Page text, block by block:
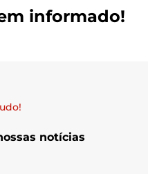
informado!
notícias